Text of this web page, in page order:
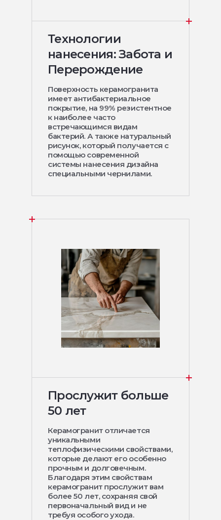
Технологии
нанесения: Забота и
Перерождение
Поверхность керамогранита
имеет антибактериальное
покрытие, на 99% резистентное
к наиболее часто
встречающимся видам
бактерий. А также натуральный
рисунок, который получается с
помощью современной
системы нанесения дизайна
специальными чернилами.
Прослужит больше
50 лет
Керамогранит отличается
уникальными
теплофизическими свойствами,
которые делают его особенно
прочным и долговечным.
Благодаря этим свойствам
керамогранит прослужит вам
более 50 лет, сохраняя свой
первоначальный вид и не
требуя особого ухода.